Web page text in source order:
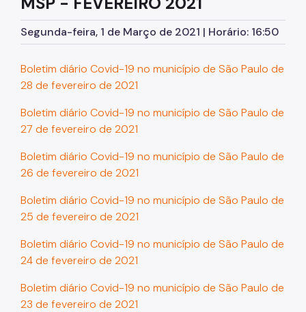
Segunda-feira, 1 de Março de 2021 | Horário: 16:50
Boletim diário Covid-19 no município de São Paulo de
28 de fevereiro de 2021
Boletim diário Covid-19 no município de São Paulo de
27 de fevereiro de 2021
Boletim diário Covid-19 no município de São Paulo de
26 de fevereiro de 2021
Boletim diário Covid-19 no município de São Paulo de
25 de fevereiro de 2021
Boletim diário Covid-19 no município de São Paulo de
24 de fevereiro de 2021
Boletim diário Covid-19 no município de São Paulo de
23 de fevereiro de 2021